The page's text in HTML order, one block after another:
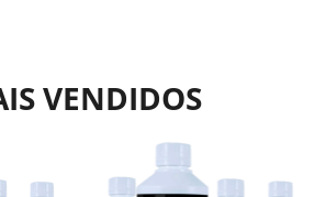
VENDIDOS